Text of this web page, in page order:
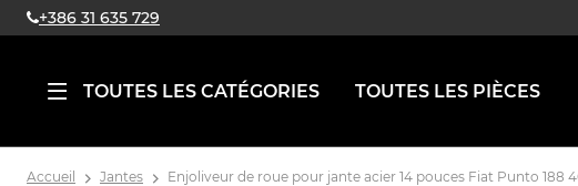
+386 31 635 729
TOUTES LES CATÉGORIES TOUTES LES PIÈCES
Accueil Jantes Enjoliveur de roue pour jante acier 14 pouces Fiat Punto 188